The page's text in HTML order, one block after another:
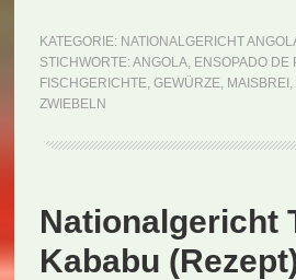
KATEGORIE: NATIONALGERICHT
STICHWORTE: ANGOLA, ENSOPADO DE
FISCHGERICHTE, GEWÜRZE, MAISBREI ,
ZWIEBELN
Nationalgericht
Kababu